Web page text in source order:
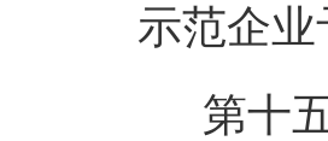
示范企
第十